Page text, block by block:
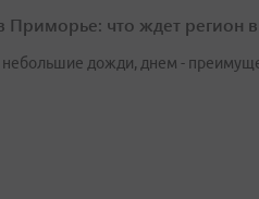
Приморье: что ждет регион
дожди, днем -